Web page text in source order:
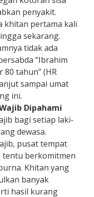
penyakit.
khitan pertama kali
sekarang.
tidak ada
“Ibrahim
tahun” (HR
sampai umat
ini.
Dipahami
bagi setiap laki-
dewasa.
pusat tempat
tentu berkomitmen
Khitan yang
banyak
hasil kurang